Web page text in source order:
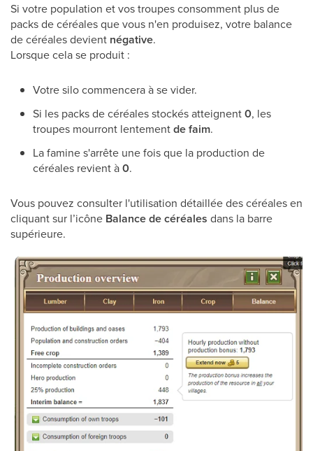
Si votre population et vos troupes consomment plus de
packs de céréales que vous n'en produisez, votre balance
de céréales devient négative.
Lorsque cela se produit :
Votre silo commencera à se vider.
Si les packs de céréales stockés atteignent0, les
troupes mourront lentementde faim.
La famine s'arrête une fois que la production de
céréales revient à0.
Vous pouvez consulter l'utilisation détaillée des céréales en
cliquant sur l’icône Balance de céréales dans la barre
supérieure.